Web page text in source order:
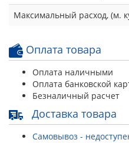
Максимальный расход, (м.
Оплата товара
Оплата наличными
Оплата банковской
Безналичный расчет
Доставка товара
Самовывоз -